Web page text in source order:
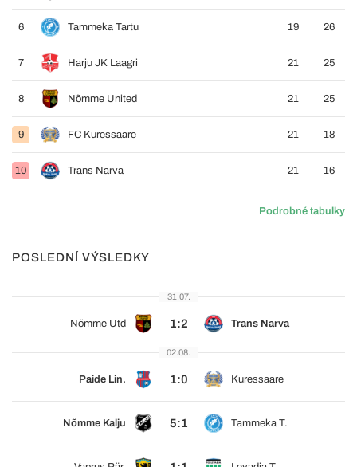
6 Tammeka Tartu 19 26
7 Harju JK Laagri 21 25
8 Nõmme United 21 25
9 FC Kuressaare 21 18
10 Trans Narva 21 16
Podrobné tabulky
POSLEDNÍ VÝSLEDKY
31.07.
Nõmme Utd 1:2 Trans Narva
02.08.
Paide Lin. 1:0 Kuressaare
Nõmme Kalju 5:1 Tammeka T.